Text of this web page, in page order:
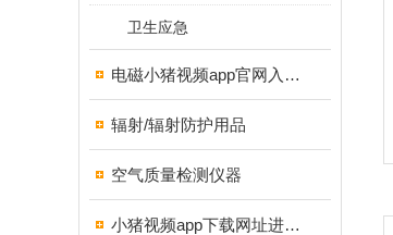
卫生应急
电磁小猪视频app官网入口ios
辐射/辐射防护用品
空气质量检测仪器
小猪视频app下载网址进入18测试仪